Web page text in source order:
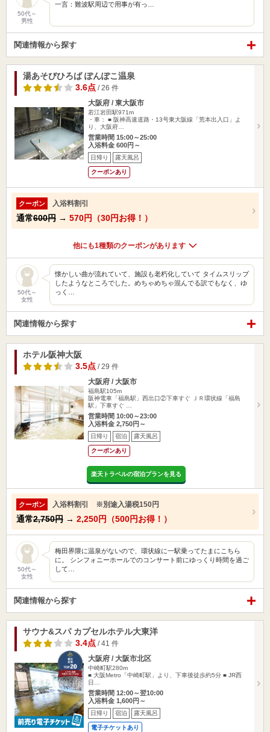
50代～
男性
一言：難波駅周辺で用事が有っ…
関連情報から探す
湯あそびひろば ぽんぽこ温泉
3.6点 / 26 件
大阪府 / 東大阪市
若江岩田駅971m
・車： ■ 阪神高速道路・13号東大阪線「荒本出入口」よ
り、大阪府…
営業時間 15:00～25:00
入浴料金 600円～
日帰り 露天風呂
クーポンあり
クーポン 入浴料割引
通常600円 → 570円（30円お得！）
他にも1種類のクーポンがあります
50代～
女性
懐かしい曲が流れていて、施設も老朽化していて タイムスリップ
したようなところでした。めちゃめちゃ混んでる訳でもなく、ゆ
っく…
関連情報から探す
ホテル阪神大阪
3.5点 / 29 件
大阪府 / 大阪市
福島駅105m
阪神電車「福島駅」西出口②下車すぐ ＪＲ環状線「福島
駅」下車すぐ …
営業時間 10:00～23:00
入浴料金 2,750円～
日帰り 宿泊 露天風呂
クーポンあり
楽天トラベルの宿泊プランを見る
クーポン 入浴料割引 ※別途入湯税150円
通常2,750円 → 2,250円（500円お得！）
50代～
女性
梅田界隈に温泉がないので、環状線に一駅乗ってたまにこちら
に。 シンフォニーホールでのコンサート前にゆっくり時間を過ご
して…
関連情報から探す
サウナ&スパ カプセルホテル大東洋
3.4点 / 41 件
大阪府 / 大阪市北区
中崎町駅280m
■ 大阪Metro「中崎町駅」より、下車後徒歩約5分 ■ JR西
日…
営業時間 12:00～翌10:00
入浴料金 1,600円～
日帰り 宿泊 露天風呂
電子チケットあり